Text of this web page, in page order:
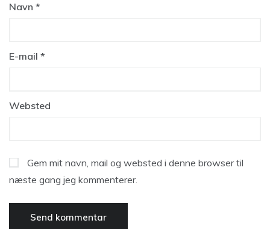
Navn *
E-mail *
Websted
Gem mit navn, mail og websted i denne browser til
næste gang jeg kommenterer.